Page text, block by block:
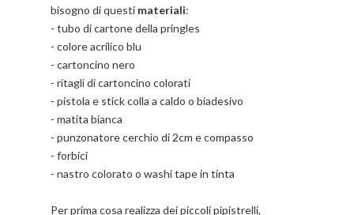
bisogno di questi materiali:
- tubo di cartone della pringles
- colore acrilico blu
- cartoncino nero
- ritagli di cartoncino colorati
- pistola e stick colla a caldo o biadesivo
- matita bianca
- punzonatore cerchio di 2cm e compasso
- forbici
- nastro colorato o washi tape in tinta
Per prima cosa realizza dei piccoli pipistrelli,